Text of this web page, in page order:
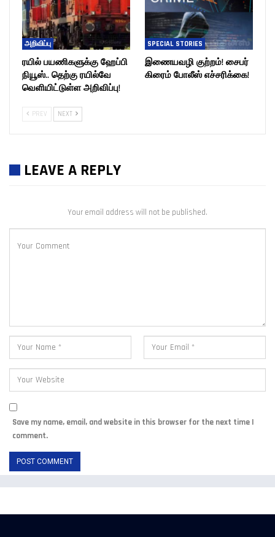
அறிவிப்பு
ரயில் பயணிகளுக்கு ஹேப்பி
நியூஸ்.. தெற்கு ரயில்வே
வெளியிட்டுள்ள அறிவிப்பு!
SPECIAL STORIES
இணையவழி குற்றம்! சைபர்
கிரைம் போலீஸ் எச்சரிக்கை!
PREV NEXT
LEAVE A REPLY
Your email address will not be published.
Save my name, email, and website in this browser for the next time I
comment.